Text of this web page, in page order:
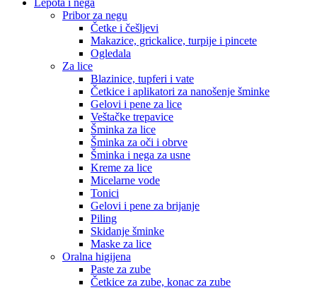
Lepota i nega
Pribor za negu
Četke i češljevi
Makazice, grickalice, turpije i pincete
Ogledala
Za lice
Blazinice, tupferi i vate
Četkice i aplikatori za nanošenje šminke
Gelovi i pene za lice
Veštačke trepavice
Šminka za lice
Šminka za oči i obrve
Šminka i nega za usne
Kreme za lice
Micelarne vode
Tonici
Gelovi i pene za brijanje
Piling
Skidanje šminke
Maske za lice
Oralna higijena
Paste za zube
Četkice za zube, konac za zube